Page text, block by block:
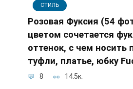
СТИЛЬ
Розовая Фуксия (54
цветом сочетается
оттенок, с чем носить
туфли, платье, юбку
8 14.5к.